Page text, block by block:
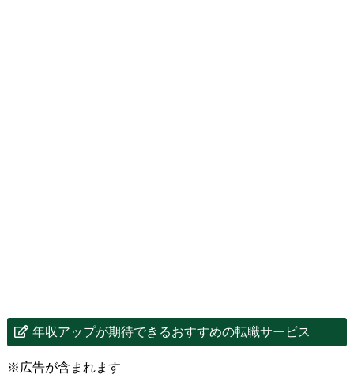
年収アップが期待できるおすすめの転職サービス
※広告が含まれます